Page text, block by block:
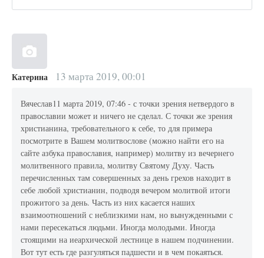
Катерина 13 марта 2019, 00:01
Вячеслав11 марта 2019, 07:46 - с точки зрения нетвердого в
православии может и ничего не сделал. С точки же зрения
христианина, требовательного к себе, то для примера
посмотрите в Вашем молитвослове (можно найти его на
сайте азбука православия, например) молитву из вечернего
молитвенного правила, молитву Святому Духу. Часть
перечисленных там совершенных за день грехов находит в
себе любой христианин, подводя вечером молитвой итоги
прожитого за день. Часть из них касается наших
взаимоотношений с неблизкими нам, но вынужденными с
нами пересекаться людьми. Иногда молодыми. Иногда
стоящими на иеархической лестнице в нашем подчинении.
Вот тут есть где разгуляться падшести и в чем покаяться.